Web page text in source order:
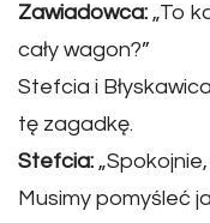
Zawiadowca: „To
cały wagon?”
Stefcia i
tę zagadkę.
Stefcia:
Musimy pomyśleć